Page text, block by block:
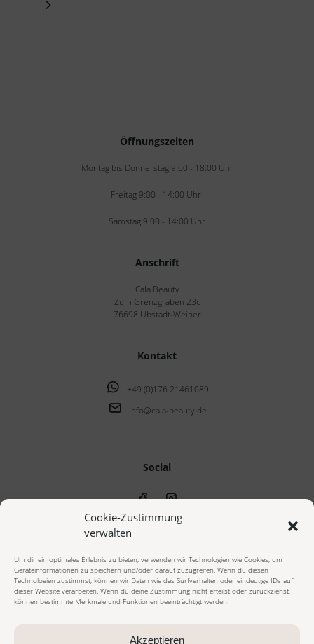
Cookie-Zustimmung
verwalten
Um dir ein optimales Erlebnis zu bieten, verwenden wir Technologien wie Cookies, um
Geräteinformationen zu speichern und/oder darauf zuzugreifen. Wenn du diesen
Technologien zustimmst, können wir Daten wie das Surfverhalten oder eindeutige IDs auf
dieser Website verarbeiten. Wenn du deine Zustimmung nicht erteilst oder zurückziehst,
können bestimmte Merkmale und Funktionen beeinträchtigt werden.
Akzeptieren
Öffnungszeiten
Montag bis Donnerstag 9:00 - 18:00 Uhr
Freitag 9:00 - 14:00 Uhr
Samstag 9:00 - 14:00 Uhr
Anschrift
Cala Beauty
Zum Grenzgraben 23c
76698 Ubstadt-Weiher
Kontakt
+49 (0)176 21461089
info@cala-beauty.de
Social
© 2023 cala beauty - Alle Rechte vorbehalten